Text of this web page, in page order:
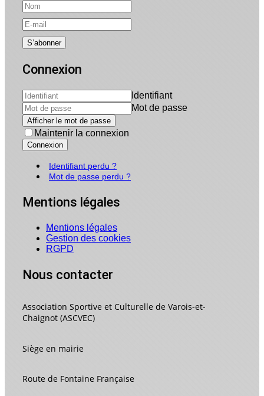
Connexion
Identifiant
Mot de passe
Afficher le mot de passe
Maintenir la connexion
Connexion
Identifiant perdu ?
Mot de passe perdu ?
Mentions légales
Mentions légales
Gestion des cookies
RGPD
Nous contacter
Association Sportive et Culturelle de Varois-et-
Chaignot (ASCVEC)
Siège en mairie
Route de Fontaine Française